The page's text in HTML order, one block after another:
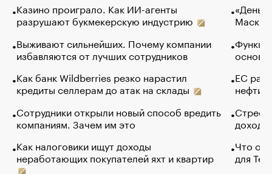
Казино проиграло. Как ИИ-агенты
разрушают букмекерскую индустрию
Выживают сильнейших. Почему компании
избавляются от лучших сотрудников
Как банк Wildberries резко нарастил
кредиты селлерам до атак на склады
Сотрудники открыли новый способ вредить
компаниям. Зачем им это
Как налоговики ищут доходы
неработающих покупателей яхт и квартир
Маск в
основ
ЕС
нефти
Что
для